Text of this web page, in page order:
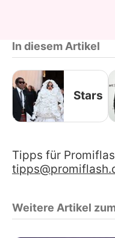
In diesem Artikel
Stars
Tipps für
Weitere Artikel